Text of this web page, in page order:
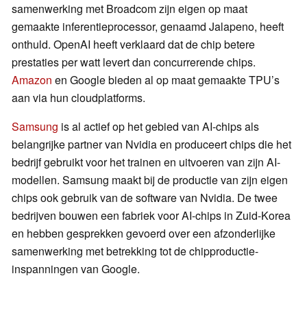
samenwerking met Broadcom zijn eigen op maat
gemaakte inferentieprocessor, genaamd Jalapeno, heeft
onthuld. OpenAI heeft verklaard dat de chip betere
prestaties per watt levert dan concurrerende chips.
Amazon en Google bieden al op maat gemaakte TPU’s
aan via hun cloudplatforms.
Samsung is al actief op het gebied van AI-chips als
belangrijke partner van Nvidia en produceert chips die het
bedrijf gebruikt voor het trainen en uitvoeren van zijn AI-
modellen. Samsung maakt bij de productie van zijn eigen
chips ook gebruik van de software van Nvidia. De twee
bedrijven bouwen een fabriek voor AI-chips in Zuid-Korea
en hebben gesprekken gevoerd over een afzonderlijke
samenwerking met betrekking tot de chipproductie-
inspanningen van Google.